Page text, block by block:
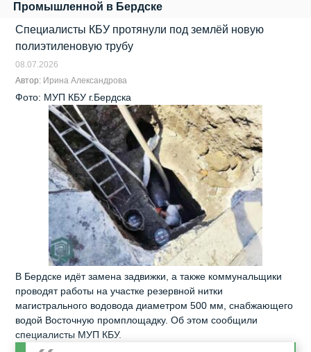
Промышленной в Бердске
Специалисты КБУ протянули под землёй новую
полиэтиленовую трубу
08.07.2026
Автор: Ирина Александрова
Фото: МУП КБУ г.Бердска
В Бердске идёт замена задвижки, а также коммунальщики
проводят работы на участке резервной нитки
магистрального водовода диаметром 500 мм, снабжающего
водой Восточную промплощадку. Об этом сообщили
специалисты МУП КБУ.